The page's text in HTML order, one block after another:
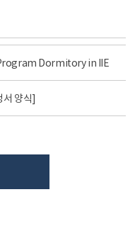
Dormitory in IIE
서 양식]